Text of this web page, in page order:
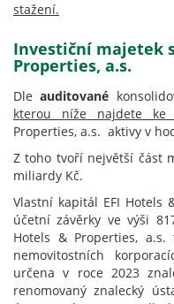
stažení.
Investiční majetek
Properties, a.s.
Dleauditované
kterou níže najdete ke
Properties, a.s. aktivy v
Z toho tvoří největší část
miliardy Kč.
Vlastní kapitál EFI Hotels
účetní závěrky ve výši
Hotels & Properties,
nemovitostních
určena v roce 2023
renomovaný znalecký